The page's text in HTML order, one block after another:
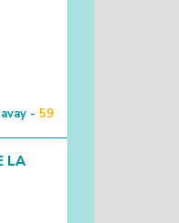
- 59
LA